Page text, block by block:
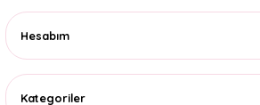
Hesabım
Kategoriler